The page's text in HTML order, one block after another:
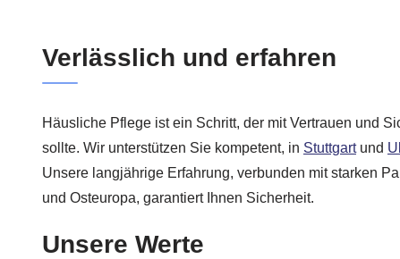
Verlässlich und erfahren
Häusliche Pflege ist ein Schritt, der mit Vertrauen und
sollte. Wir unterstützen Sie kompetent, in Stuttgartund
Unsere langjährige Erfahrung, verbunden mit starken
und Osteuropa, garantiert Ihnen Sicherheit.
Unsere Werte